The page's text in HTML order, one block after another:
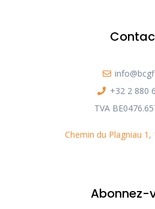
+32 2 880
TVA
Chemin du Plagniau 1,
Abonnez-